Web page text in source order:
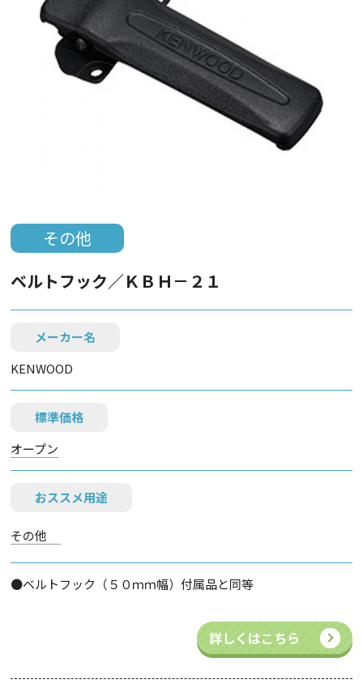
その他
ベルトフック／ＫＢＨ－２１
メーカー名
KENWOOD
標準価格
オープン
おススメ用途
その他
●ベルトフック（５０ｍｍ幅）付属品と同等
詳しくはこちら